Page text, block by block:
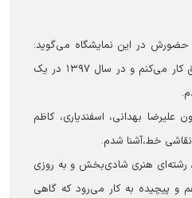
است درباره حضورش در این نمایشگاه می‌گوید:
من از سن ۲۵ سالگی نستعليق کار می‌کنم و در سال ۱۳۹۷ در یک
علیرضا بهدانی، اسفندیاری، کاظم
خط،آشنا شدم.
هنری شادی‌بخش و به روزی
و پیچیده به کار می‌رود که گاهی